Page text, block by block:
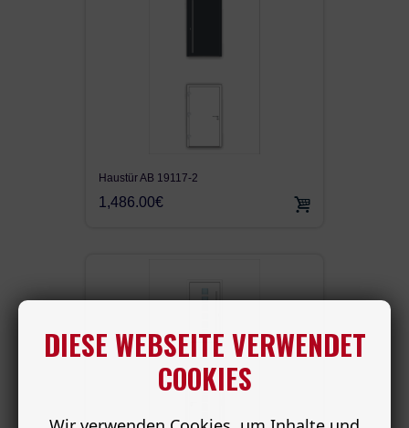
Haustür AB 19117-2
1,486.00€
DIESE WEBSEITE VERWENDET
COOKIES